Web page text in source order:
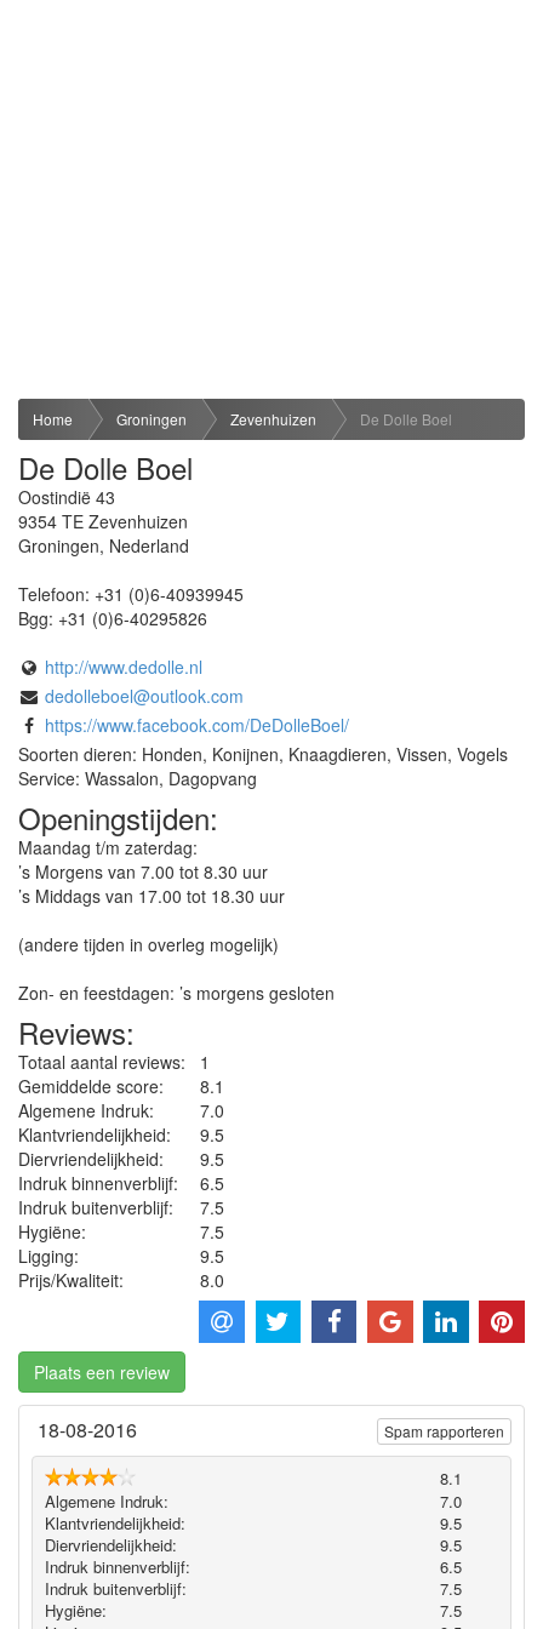
Home Groningen Zevenhuizen De Dolle Boel
De Dolle Boel
Oostindië 43
9354 TE Zevenhuizen
Groningen, Nederland
Telefoon: +31 (0)6-40939945
Bgg: +31 (0)6-40295826
http://www.dedolle.nl
dedolleboel@outlook.com
https://www.facebook.com/DeDolleBoel/
Soorten dieren: Honden, Konijnen, Knaagdieren, Vissen, Vogels
Service: Wassalon, Dagopvang
Openingstijden:
Maandag t/m zaterdag:
’s Morgens van 7.00 tot 8.30 uur
’s Middags van 17.00 tot 18.30 uur
(andere tijden in overleg mogelijk)
Zon- en feestdagen: ’s morgens gesloten
Reviews:
Totaal aantal reviews:
1
Gemiddelde score:
8.1
Algemene Indruk:
7.0
Klantvriendelijkheid:
9.5
Diervriendelijkheid:
9.5
Indruk binnenverblijf:
6.5
Indruk buitenverblijf:
7.5
Hygiëne‎:
7.5
Ligging:
9.5
Prijs/Kwaliteit:
8.0
Plaats een review
18-08-2016
8.1
Algemene Indruk:
7.0
Klantvriendelijkheid:
9.5
Diervriendelijkheid:
9.5
Indruk binnenverblijf:
6.5
Indruk buitenverblijf:
7.5
Hygiëne‎:
7.5
Spam rapporteren